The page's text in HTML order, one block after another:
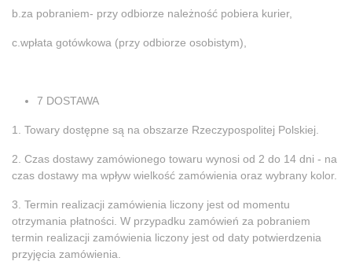
b.za pobraniem- przy odbiorze należność pobiera kurier,
c.wpłata gotówkowa (przy odbiorze osobistym),
7 DOSTAWA
1. Towary dostępne są na obszarze Rzeczypospolitej Polskiej.
2. Czas dostawy zamówionego towaru wynosi od 2 do 14 dni - na
czas dostawy ma wpływ wielkość zamówienia oraz wybrany kolor.
3. Termin realizacji zamówienia liczony jest od momentu
otrzymania płatności. W przypadku zamówień za pobraniem
termin realizacji zamówienia liczony jest od daty potwierdzenia
przyjęcia zamówienia.